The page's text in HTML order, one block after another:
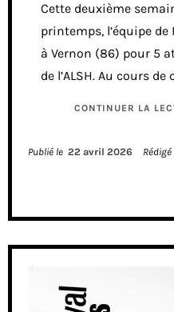
Cette deuxième
printemps, l’équipe de
à Vernon (86) pour 5
de l’ALSH. Au cours
CONTINUER LA
Publié le 22 avril 2026